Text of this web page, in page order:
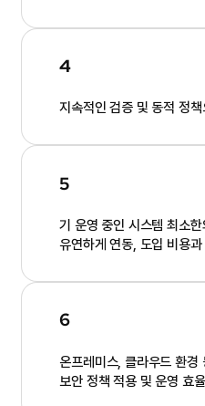
4
지속적인 검증 및 동적 정
5
기 운영 중인 시스템 최소
유연하게 연동, 도입 비용
6
온프레미스, 클라우드 환경
보안 정책 적용 및 운영 효